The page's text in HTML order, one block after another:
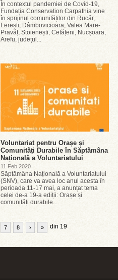
În contextul pandemiei de Covid-19,
Fundația Conservation Carpathia vine
în sprijinul comunităților din Rucăr,
Lerești, Dâmbovicioara, Valea Mare-
Pravăț, Stoienești, Cetățeni, Nucșoara,
Arefu, județul...
Voluntariat pentru Orașe și
Comunități Durabile în Săptămâna
Națională a Voluntariatului
11 Feb 2020
Săptămâna Națională a Voluntariatului
(SNV), care va avea loc anul acesta în
perioada 11-17 mai, a anunțat tema
celei de-a 19-a ediții: Orașe și
comunități durabile...
7 8 din 19
› »